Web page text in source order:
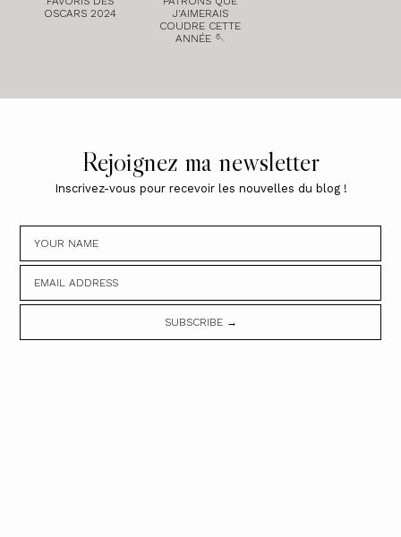
OSCARS 2024
J'AIMERAIS
COUDRE CETTE
ANNÉE 🪡
Rejoignez ma newsletter
Inscrivez-vous pour recevoir les nouvelles du blog !